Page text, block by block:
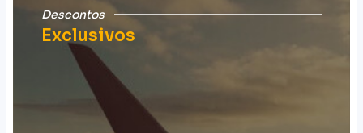
Descontos
Exclusivos